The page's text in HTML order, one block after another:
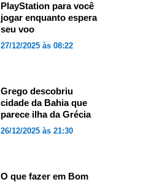
PlayStation para você
jogar enquanto espera
seu voo
27/12/2025 às 08:22
Grego descobriu
cidade da Bahia que
parece ilha da Grécia
26/12/2025 às 21:30
O que fazer em Bom